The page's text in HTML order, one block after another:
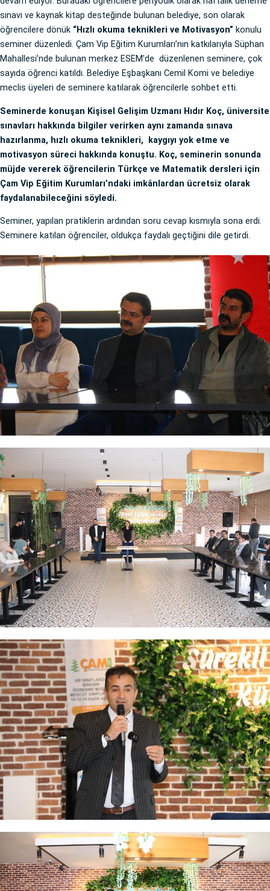
sınavı ve kaynak kitap desteğinde bulunan belediye, son olarak
öğrencilere dönük “Hızlı okuma teknikleri ve Motivasyon” konulu
seminer düzenledi. Çam Vip Eğitim Kurumları’nın katkılarıyla Süphan
Mahallesi’nde bulunan merkez ESEM’de düzenlenen seminere, çok
sayıda öğrenci katıldı. Belediye Eşbaşkanı Cemil Komi ve belediye
meclis üyeleri de seminere katılarak öğrencilerle sohbet etti.
Seminerde konuşan Kişisel Gelişim Uzmanı Hıdır Koç, üniversite
sınavları hakkında bilgiler verirken aynı zamanda sınava
hazırlanma, hızlı okuma teknikleri, kaygıyı yok etme ve
motivasyon süreci hakkında konuştu. Koç, seminerin sonunda
müjde vererek öğrencilerin Türkçe ve Matematik dersleri için
Çam Vip Eğitim Kurumları’ndaki imkânlardan ücretsiz olarak
faydalanabileceğini söyledi.
Seminer, yapılan pratiklerin ardından soru cevap kısmıyla sona erdi.
Seminere katılan öğrenciler, oldukça faydalı geçtiğini dile getirdi.